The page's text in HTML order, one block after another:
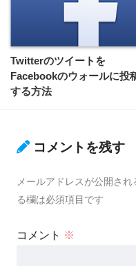
Twitterのツイートを
Facebookのウォールに投
する方法
コメントを残す
メールアドレスが公開され
る欄は必須項目です
コメント ※